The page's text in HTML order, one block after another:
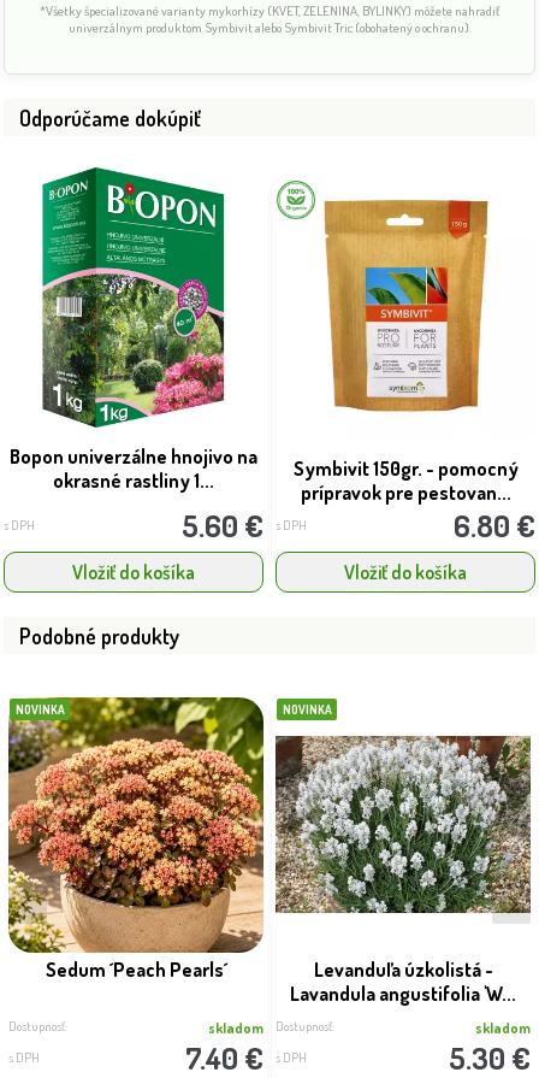
*Všetky špecializované varianty mykorhízy (KVET, ZELENINA, BYLINKY) môžete nahradiť
univerzálnym produktom Symbivit alebo Symbivit Tric (obohatený o ochranu).
Odporúčame dokúpiť
Bopon univerzálne hnojivo na
okrasné rastliny 1...
s DPH 5.60 €
Vložiť do košíka
Symbivit 150gr. - pomocný
prípravok pre pestovan...
s DPH 6.80 €
Vložiť do košíka
Podobné produkty
NOVINKA
Sedum ´Peach Pearls´
Dostupnosť: skladom
s DPH 7.40 €
NOVINKA
Levanduľa úzkolistá -
Lavandula angustifolia 'W...
Dostupnosť: skladom
s DPH 5.30 €